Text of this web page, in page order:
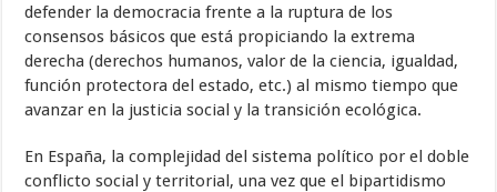
defender la democracia frente a la ruptura de los
consensos básicos que está propiciando la extrema
derecha (derechos humanos, valor de la ciencia, igualdad,
función protectora del estado, etc.) al mismo tiempo que
avanzar en la justicia social y la transición ecológica.
En España, la complejidad del sistema político por el doble
conflicto social y territorial, una vez que el bipartidismo